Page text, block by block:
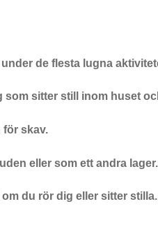
de flesta lugna
som sitter still inom huset
för skav.
eller som ett andra lager.
du rör dig eller sitter stilla.